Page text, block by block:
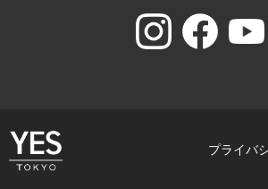
プライバ